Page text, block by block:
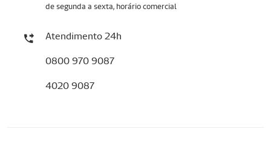
de segunda a sexta, horário comercial
Atendimento 24h
0800 970 9087
4020 9087